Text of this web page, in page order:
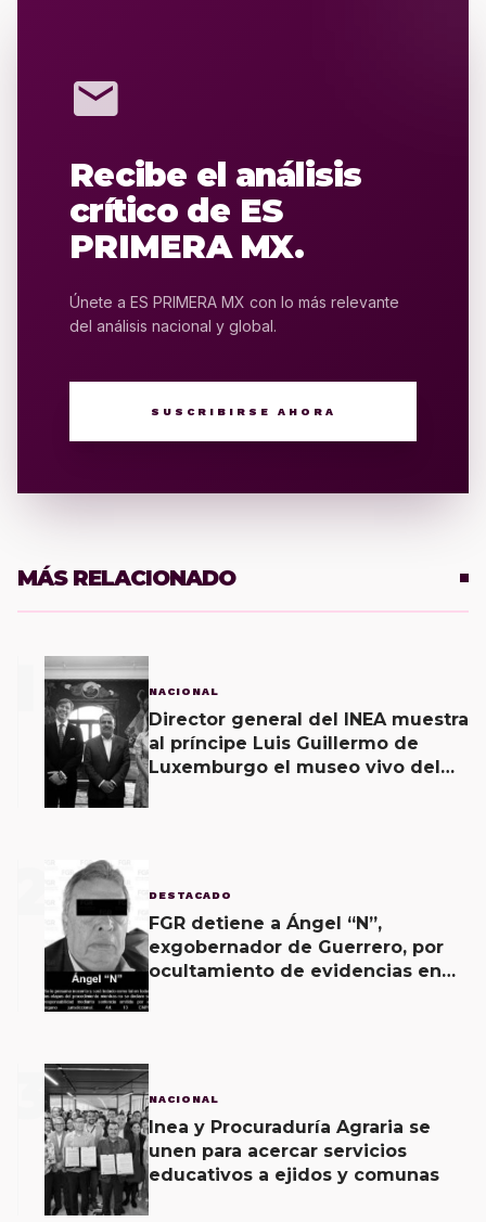
mail
Recibe el análisis
crítico de ES
PRIMERA MX.
Únete a ES PRIMERA MX con lo más relevante
del análisis nacional y global.
SUSCRIBIRSE AHORA
MÁS RELACIONADO
NACIONAL
Director general del INEA muestra
al príncipe Luis Guillermo de
Luxemburgo el museo vivo del
DESTACADO
FGR detiene a Ángel “N”,
exgobernador de Guerrero, por
ocultamiento de evidencias en
3 NACIONAL
Inea y Procuraduría Agraria se
unen para acercar servicios
educativos a ejidos y comunas